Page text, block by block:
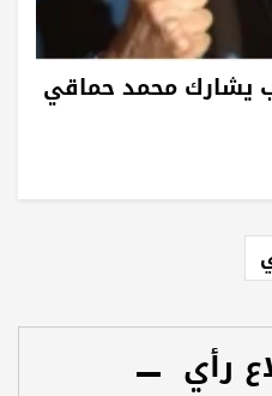
يشارك محمد حماقي
رأي